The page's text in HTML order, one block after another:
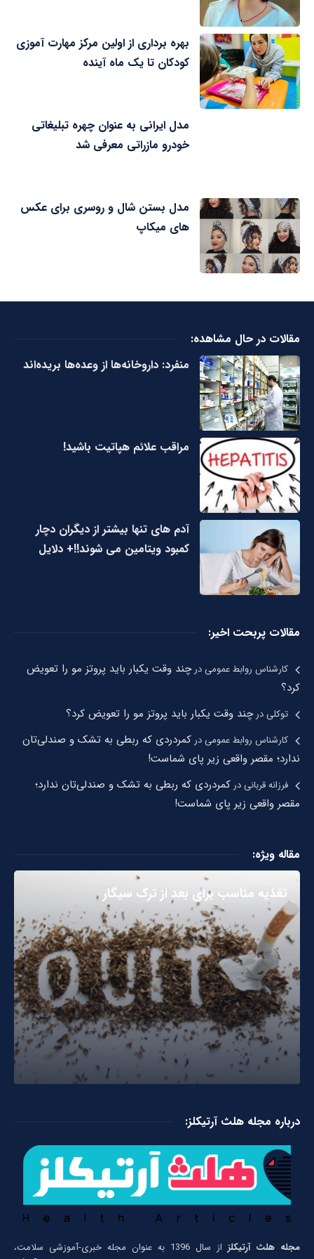
بهره برداری از اولین مرکز مهارت آموزی
کودکان تا یک ماه آینده
مدل ایرانی به عنوان چهره تبلیغاتی
خودرو مازراتی معرفی شد
مدل بستن شال و روسری برای عکس
های میکاپ
مقالات در حال مشاهده:
منفرد: داروخانه‌ها از وعده‌ها بریده‌اند
مراقب علائم هپاتیت باشید!
آدم های تنها بیشتر از دیگران دچار
کمبود ویتامین می شوند!!+ دلایل
مقالات پربحت اخیر:
کارشناس روابط عمومیدرچند وقت یکبار باید پروتز مو را تعویض
کرد؟
توکلیدرچند وقت یکبار باید پروتز مو را تعویض کرد؟
کارشناس روابط عمومیدر کمردردی که ربطی به تشک و صندلی‌تان
ندارد؛ مقصر واقعی زیر پای شماست!
فرزانه قربانیدر کمردردی که ربطی به تشک و صندلی‌تان ندارد؛
مقصر واقعی زیر پای شماست!
مقاله ویژه:
تغذیه مناسب برای بعد از ترک سیگار
درباره مجله هلث آرتیکلز:
مجله هلث آرتیکلز
از سال 1396 به عنوان مجله خبری-آموزشی سلامت،